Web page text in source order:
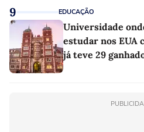
9 EDUCAÇÃO
Universidade
estudar nos EUA
já teve 29